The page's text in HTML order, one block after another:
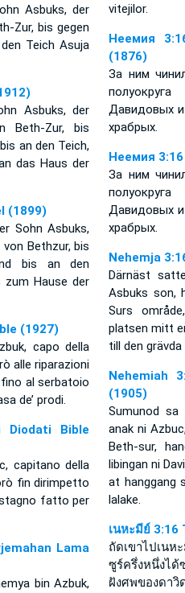
Asbuks, der
Zur, bis gegen
Teich Asuja
Asbuks, der
Beth-Zur, bis
an den Teich,
das Haus der
(1899)
Sohn Asbuks,
Bethzur, bis
bis an den
zum Hause der
(1927)
capo della
alle riparazioni
al serbatoio
de’ prodi.
Diodati Bible
capitano della
fin dirimpetto
fatto per
Lama
bin Azbuk,
vitejilor.
Неемия
(1876)
За ним
Давидовых
храбрых.
Неемия
За ним
Давидовых
храбрых.
Nehemja
Därnäst
Asbuks son,
Surs
platsen mitt
till den
Nehemiah
(1905)
Sumunod sa
anak ni
Beth-sur,
libingan ni
at hanggang
lalake.
เนหะมีย์ 3:16
ถัดเขาไปเนห
ซูร์ครึ่งหนึ่งไ
ฝังศพของดาวิ